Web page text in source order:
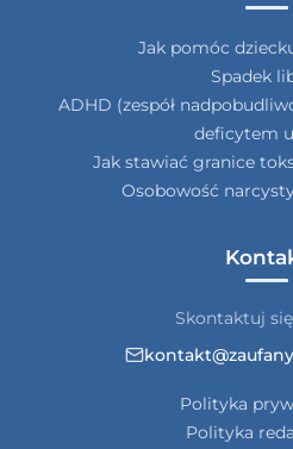
Jak pomóc
Spadek
ADHD (zespół
deficytem
Jak stawiać granice
Osobowość
Skontaktuj
Polityka
Polityka